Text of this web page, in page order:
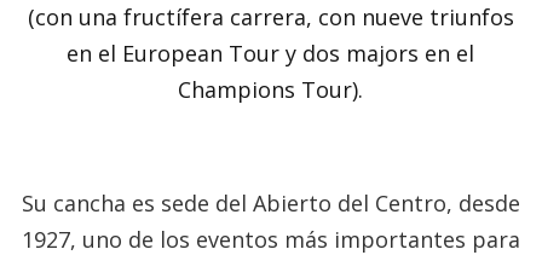
(con una fructífera carrera, con nueve triunfos
en el European Tour y dos majors en el
Champions Tour).
Su cancha es sede del Abierto del Centro, desde
1927, uno de los eventos más importantes para